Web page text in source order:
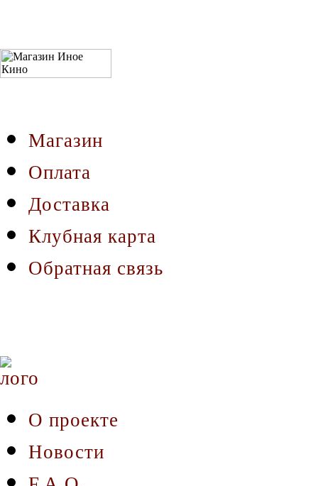
Магазин
Оплата
Доставка
Клубная карта
Обратная связь
О проекте
Новости